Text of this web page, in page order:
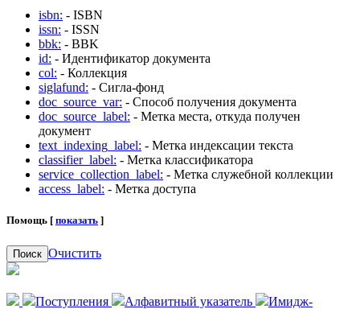
isbn: - ISBN
issn: - ISSN
bbk: - BBK
id: - Идентификатор документа
col: - Коллекция
siglafund: - Сигла-фонд
doc_source_var: - Способ получения документа
doc_source_label: - Метка места, откуда получен
документ
text_indexing_label: - Метка индексации текста
classifier_label: - Метка классификатора
service_collection_label: - Метка служебной коллекции
access_label: - Метка доступа
Помощь [ показать ]
Поиск Очистить
Поступления Алфавитный указатель
Имидж-